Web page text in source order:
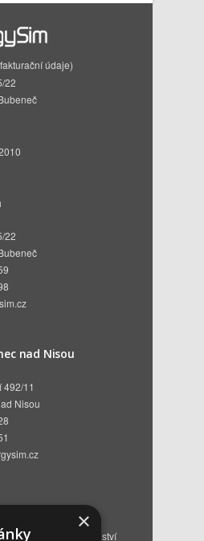
údaje)
22
22
nad Nisou
492/11
Nisou
a dotační poradenství
×